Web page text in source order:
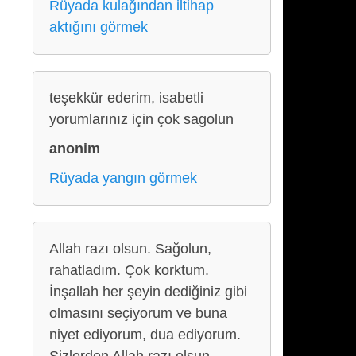
Rüyada kulağından iltihap
aktığını görmek
teşekkür ederim, isabetli
yorumlarınız için çok sagolun
anonim
Rüyada yangın görmek
Allah razı olsun. Sağolun,
rahatladım. Çok korktum.
İnşallah her şeyin dediğiniz gibi
olmasını seçiyorum ve buna
niyet ediyorum, dua ediyorum.